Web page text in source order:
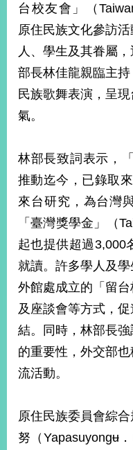
不
落
國
台
海
和
平
護
回
頁
網
站
導
覽
於
本
部
新
中
心
外
資
訊
台校友會」（
原住民族文化參訪
人、學生及其眷屬
部長林佳龍親臨主
民族歌舞表演，呈
氣。
林部長致詞表示，
推動迄今，已錄取
來台研究，為台灣
「臺灣獎學金」（
起也提供超過3,000
就讀。許多學人及
外館處成立的「留
及座談會等方式，
結。同時，林部長
的重要性，外交部
流活動。
原住民族委員會綜
努（Yapasuyongʉ